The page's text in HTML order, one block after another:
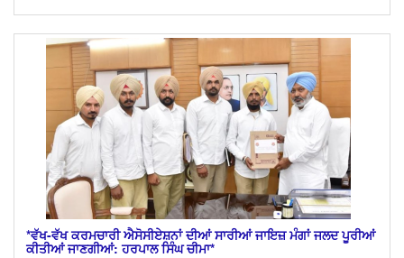
*ਵੱਖ-ਵੱਖ ਕਰਮਚਾਰੀ ਐਸੋਸੀਏਸ਼ਨਾਂ ਦੀਆਂ ਸਾਰੀਆਂ ਜਾਇਜ਼ ਮੰਗਾਂ ਜਲਦ ਪੂਰੀਆਂ
ਕੀਤੀਆਂ ਜਾਣਗੀਆਂ: ਹਰਪਾਲ ਸਿੰਘ ਚੀਮਾ*